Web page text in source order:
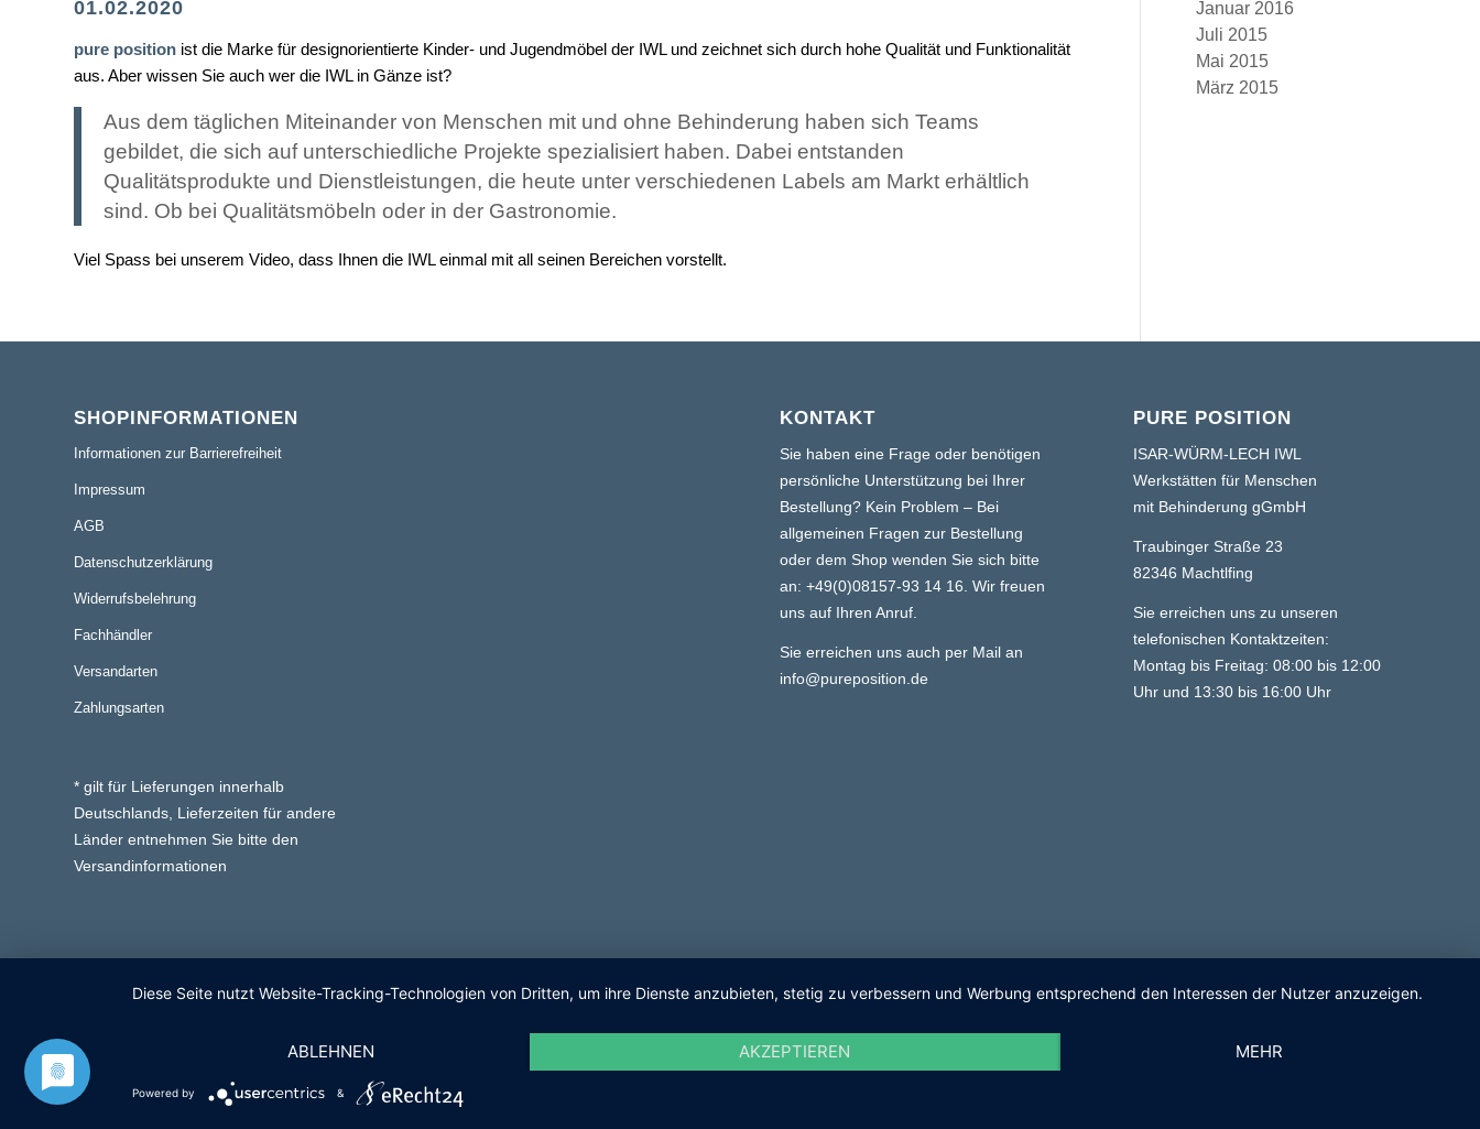
01.02.2020
pure position ist die Marke für designorientierte Kinder- und Jugendmöbel der IWL und zeichnet sich durch hohe Qualität und Funktionalität
aus. Aber wissen Sie auch wer die IWL in Gänze ist?
Aus dem täglichen Miteinander von Menschen mit und ohne Behinderung haben sich Teams
gebildet, die sich auf unterschiedliche Projekte spezialisiert haben. Dabei entstanden
Qualitätsprodukte und Dienstleistungen, die heute unter verschiedenen Labels am Markt erhältlich
sind. Ob bei Qualitätsmöbeln oder in der Gastronomie.
Viel Spass bei unserem Video, dass Ihnen die IWL einmal mit all seinen Bereichen vorstellt.
Januar 2016
Juli 2015
Mai 2015
März 2015
SHOPINFORMATIONEN
Informationen zur Barrierefreiheit
Impressum
AGB
Datenschutzerklärung
Widerrufsbelehrung
Fachhändler
Versandarten
Zahlungsarten
* gilt für Lieferungen innerhalb
Deutschlands, Lieferzeiten für andere
Länder entnehmen Sie bitte den
Versandinformationen
KONTAKT
Sie haben eine Frage oder benötigen
persönliche Unterstützung bei Ihrer
Bestellung? Kein Problem – Bei
allgemeinen Fragen zur Bestellung
oder dem Shop wenden Sie sich bitte
an:+49(0)08157-93 14 16 . Wir freuen
uns auf Ihren Anruf.
Sie erreichen uns auch per Mail an
info@pureposition.de
PURE POSITION
ISAR-WÜRM-LECH IWL
Werkstätten für Menschen
mit Behinderung gGmbH
Traubinger Straße 23
82346 Machtlfing
Sie erreichen uns zu unseren
telefonischen Kontaktzeiten:
Montag bis Freitag: 08:00 bis 12:00
Uhr und 13:30 bis 16:00 Uhr
Diese Seite nutzt Website-Tracking-Technologien von Dritten, um ihre Dienste anzubieten, stetig zu verbessern und Werbung entsprechend den Interessen der Nutzer anzuzeigen.
ABLEHNEN AKZEPTIEREN MEHR
Powered by &